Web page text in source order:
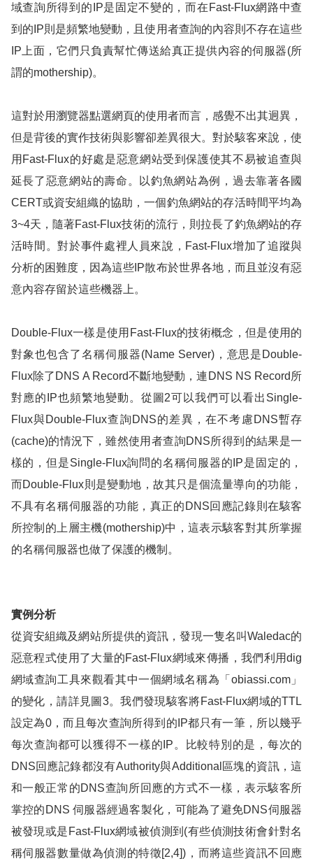
域查詢所得到的 IP是固定不變的，而在 Fast-Flux網路中查
到的 IP則是頻繁地變動，且使用者查詢的內容則不存在這些
IP 上面，它們只負責幫忙傳送給真正提供內容的伺服器(所
謂的mothership)。
這對於用瀏覽器點選網頁的使用者而言，感覺不出其迥異，
但是背後的實作技術與影響卻差異很大。對於駭客來說，使
用 Fast-Flux的好處是惡意網站受到保護使其不易被追查與
延長了惡意網站的壽命。以釣魚網站為例，過去靠著各國
CERT或資安組織的協助，一個釣魚網站的存活時間平均為
3~4天，隨著Fast-Flux技術的流行，則拉長了釣魚網站的存
活時間。對於事件處裡人員來說， Fast-Flux增加了追蹤與
分析的困難度，因為這些 IP散布於世界各地，而且並沒有惡
意內容存留於這些機器上。
Double-Flux一樣是使用 Fast-Flux的技術概念，但是使用的
對象也包含了名稱伺服器(Name Server)，意思是 Double-
Flux除了 DNS A Record不斷地變動，連 DNS NS Record 所
對應的 IP也頻繁地變動。從 圖2可以我們可以看出 Single-
Flux與Double-Flux查詢 DNS的差異，在不考慮 DNS暫存
(cache)的情況下，雖然使用者查詢DNS所得到的結果是一
樣的，但是Single-Flux詢問的名稱伺服器的 IP是固定的，
而Double-Flux則是變動地，故其只是個流量導向的功能，
不具有名稱伺服器的功能，真正的 DNS回應記錄則在駭客
所控制的上層主機(mothership)中，這表示駭客對其所掌握
的名稱伺服器也做了保護的機制。
實例分析
從資安組織及網站所提供的資訊，發現一隻名叫Waledac的
惡意程式使用了大量的Fast-Flux網域來傳播，我們利用dig
網域查詢工具來觀看其中一個網域名稱為「 obiassi.com」
的變化，請詳見圖 3。我們發現駭客將Fast-Flux網域的TTL
設定為0，而且每次查詢所得到的 IP都只有一筆，所以幾乎
每次查詢都可以獲得不一樣的 IP 。比較特別的是，每次的
DNS回應記錄都沒有Authority與Additional 區塊的資訊，這
和一般正常的DNS查詢所回應的方式不一樣，表示駭客所
掌控的 DNS 伺服器經過客製化，可能為了避免DNS伺服器
被發現或是 Fast-Flux網域被偵測到 (有些偵測技術會針對名
稱伺服器數量做為偵測的特徵[2,4]) ，而將這些資訊不回應